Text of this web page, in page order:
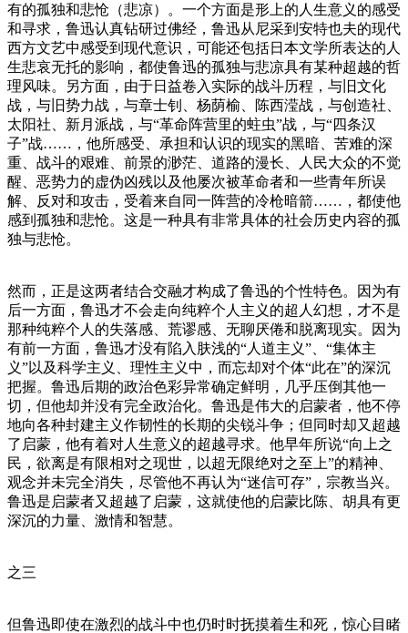
有的孤独和悲怆（悲凉）。一个方面是形上的人生意义的感受
和寻求，鲁迅认真钻研过佛经，鲁迅从尼采到安特也夫的现代
西方文艺中感受到现代意识，可能还包括日本文学所表达的人
生悲哀无托的影响，都使鲁迅的孤独与悲凉具有某种超越的哲
理风味。另方面，由于日益卷入实际的战斗历程，与旧文化
战，与旧势力战，与章士钊、杨荫榆、陈西滢战，与创造社、
太阳社、新月派战，与“革命阵营里的蛀虫”战，与“四条汉
子”战……，他所感受、承担和认识的现实的黑暗、苦难的深
重、战斗的艰难、前景的渺茫、道路的漫长、人民大众的不觉
醒、恶势力的虚伪凶残以及他屡次被革命者和一些青年所误
解、反对和攻击，受着来自同一阵营的冷枪暗箭……，都使他
感到孤独和悲怆。这是一种具有非常具体的社会历史内容的孤
独与悲怆。
然而，正是这两者结合交融才构成了鲁迅的个性特色。因为有
后一方面，鲁迅才不会走向纯粹个人主义的超人幻想，才不是
那种纯粹个人的失落感、荒谬感、无聊厌倦和脱离现实。因为
有前一方面，鲁迅才没有陷入肤浅的“人道主义”、“集体主
义”以及科学主义、理性主义中，而忘却对个体“此在”的深沉
把握。鲁迅后期的政治色彩异常确定鲜明，几乎压倒其他一
切，但他却并没有完全政治化。鲁迅是伟大的启蒙者，他不停
地向各种封建主义作韧性的长期的尖锐斗争；但同时却又超越
了启蒙，他有着对人生意义的超越寻求。他早年所说“向上之
民，欲离是有限相对之现世，以超无限绝对之至上”的精神、
观念并未完全消失，尽管他不再认为“迷信可存”，宗教当兴。
鲁迅是启蒙者又超越了启蒙，这就使他的启蒙比陈、胡具有更
深沉的力量、激情和智慧。
之三
但鲁迅即使在激烈的战斗中也仍时时抚摸着生和死，惊心目睹